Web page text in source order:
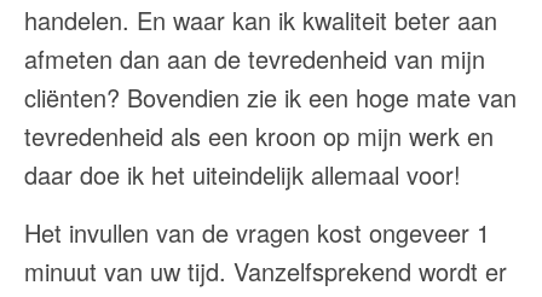
Onze werkwijze
Werkgever
Werkgever – Mantelzorgvriendelijk
handelen. En waar kan ik kwaliteit beter aan
afmeten dan aan de tevredenheid van mijn
cliënten? Bovendien zie ik een hoge mate van
tevredenheid als een kroon op mijn werk en
daar doe ik het uiteindelijk allemaal voor!
Het invullen van de vragen kost ongeveer 1
minuut van uw tijd. Vanzelfsprekend wordt er